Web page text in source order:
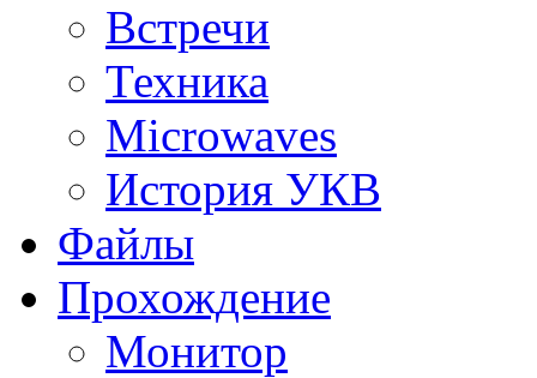
Встречи
Техника
Microwaves
История УКВ
Файлы
Прохождение
Монитор